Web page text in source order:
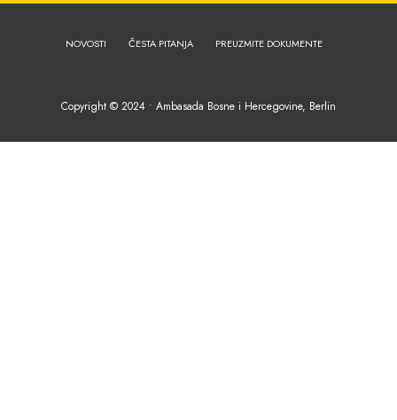
NOVOSTI ČESTA PITANJA PREUZMITE DOKUMENTE
Copyright © 2024 • Ambasada Bosne i Hercegovine, Berlin